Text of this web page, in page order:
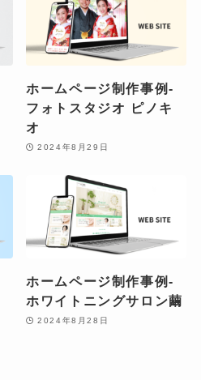
ホームページ制作事例-
フォトスタジオ ピノキ
オ
2024年8月29日
ホームページ制作事例-
ホワイトニングサロン繭
2024年8月28日